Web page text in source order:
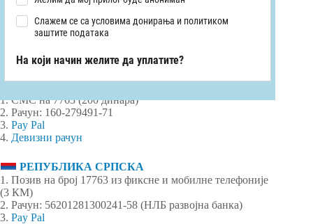
1. СМС на 7763 (200 динара)
2. Рачун: 160-279491-71
3. Pay Pal
4. Девизни рачун
РЕПУБЛИКА СРПСКА
1. Позив на број 17763 из фиксне и мобилне телефоније
(3 КМ)
2. Рачун: 56201281300241-58 (НЛБ развојна банка)
3. Pay Pal